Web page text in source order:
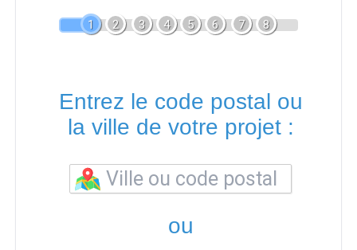
1 2 3 4 5 6 7 8
Entrez le code postal ou
la ville de votre projet :
ou